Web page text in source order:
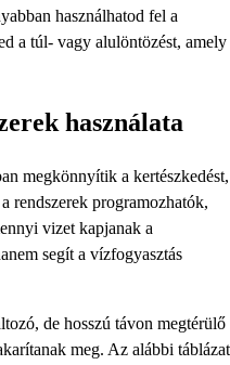
használhatod fel a
a túl- vagy alulöntözést, amely
használata
megkönnyítik a kertészkedést,
rendszerek programozhatók,
vizet kapjanak a
segít a vízfogyasztás
de hosszú távon megtérülő
meg. Az alábbi táblázat